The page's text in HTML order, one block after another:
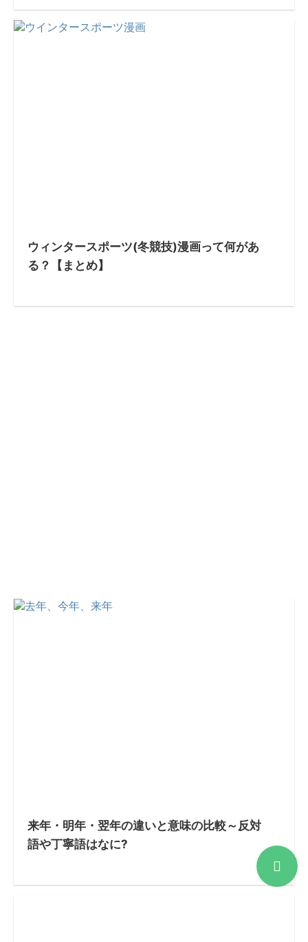
ウィンタースポーツ(冬競技)漫画って何があ
る？【まとめ】
来年・明年・翌年の違いと意味の比較～反対
語や丁寧語はなに?